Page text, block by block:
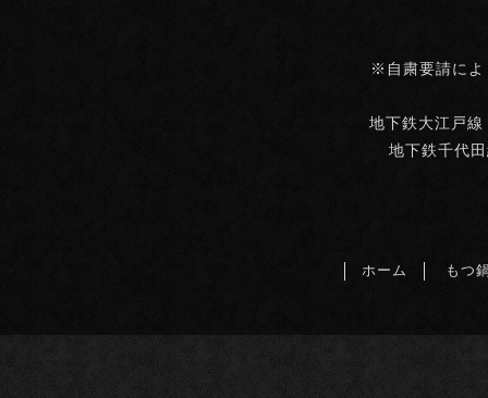
※自粛要請によ
地下鉄大江戸
地下鉄千代
ホーム もつ